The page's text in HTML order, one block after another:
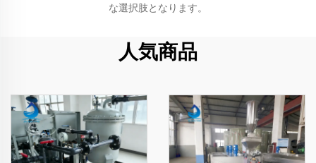
な選択肢となります。
人気商品